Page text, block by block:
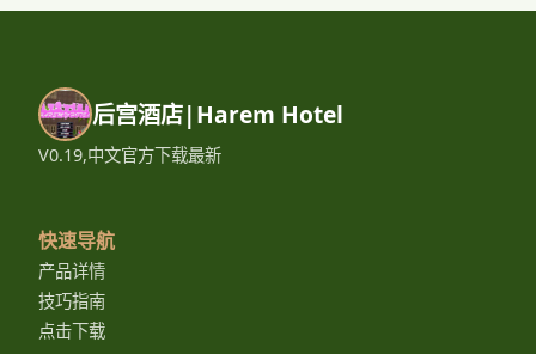
后宫酒店|Harem Hotel
V0.19,中文官方下载最新
快速导航
产品详情
技巧指南
点击下载